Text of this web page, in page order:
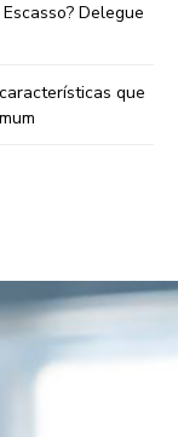
Delegue
que